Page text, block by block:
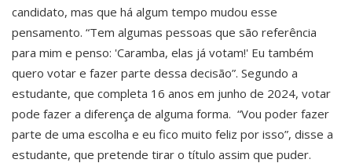
candidato, mas que há algum tempo mudou esse
pensamento. “Tem algumas pessoas que são referência
para mim e penso: 'Caramba, elas já votam!' Eu também
quero votar e fazer parte dessa decisão”. Segundo a
estudante, que completa 16 anos em junho de 2024, votar
pode fazer a diferença de alguma forma. “Vou poder fazer
parte de uma escolha e eu fico muito feliz por isso”, disse a
estudante, que pretende tirar o título assim que puder.